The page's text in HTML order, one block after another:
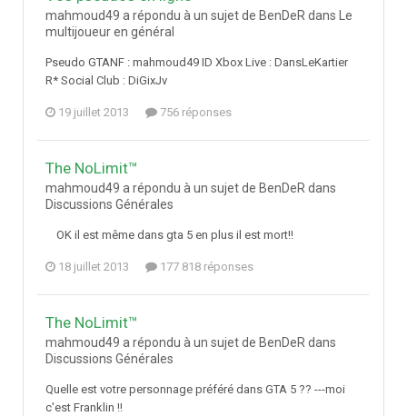
mahmoud49 a répondu à un sujet de BenDeR dans Le
multijoueur en général
Pseudo GTANF : mahmoud49 ID Xbox Live : DansLeKartier
R* Social Club : DiGixJv
19 juillet 2013 756 réponses
The NoLimit™
mahmoud49 a répondu à un sujet de BenDeR dans
Discussions Générales
OK il est même dans gta 5 en plus il est mort!!
18 juillet 2013 177 818 réponses
The NoLimit™
mahmoud49 a répondu à un sujet de BenDeR dans
Discussions Générales
Quelle est votre personnage préféré dans GTA 5 ?? ---moi
c'est Franklin !!